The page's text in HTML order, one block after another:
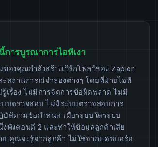
การบูรณาการไอทีเงา
ของคุณกำลังสร้างเวิร์กโฟลว์ของ Zapier
ะสถานการณ์จำลองต่างๆ โดยที่ฝ่ายไอที
รู้เรื่อง ไม่มีการจัดการข้อผิดพลาด ไม่มี
บบตรวจสอบ ไม่มีระบบตรวจสอบการ
บัติตามข้อกำหนด เมื่อระบบใดระบบ
งพังตอนตี 2 และทำให้ข้อมูลลูกค้าเสีย
ย คุณจะรู้จากลูกค้า ไม่ใช่จากแดชบอร์ด